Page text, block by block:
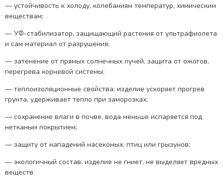
— устойчивость к холоду, колебаниям температур, химическим
веществам;
— УФ-стабилизатор, защищающий растения от ультрафиолета
и сам материал от разрушения;
— затенение от прямых солнечных лучей, защита от ожогов,
перегрева корневой системы;
— теплоизоляционные свойства: изделие ускоряет прогрев
грунта, удерживает тепло при заморозках;
— сохранение влаги в почве, вода меньше испаряется под
нетканым покрытием;
— защиту от нападений насекомых, птиц или грызунов;
— экологичный состав: изделие не гниет, не выделяет вредных
веществ.